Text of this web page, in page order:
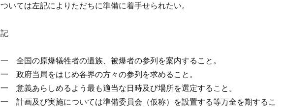
ついては左記によりただちに準備に着手せられたい。
記
一 全国の原爆犠牲者の遺族、被爆者の参列を案内すること。
一 政府当局をはじめ各界の方々の参列を求めること。
一 意義あらしめるよう最も適当な日時及び場所を選定すること。
一 計画及ぴ実施については準備委員会（仮称）を設置する等万全を期するこ